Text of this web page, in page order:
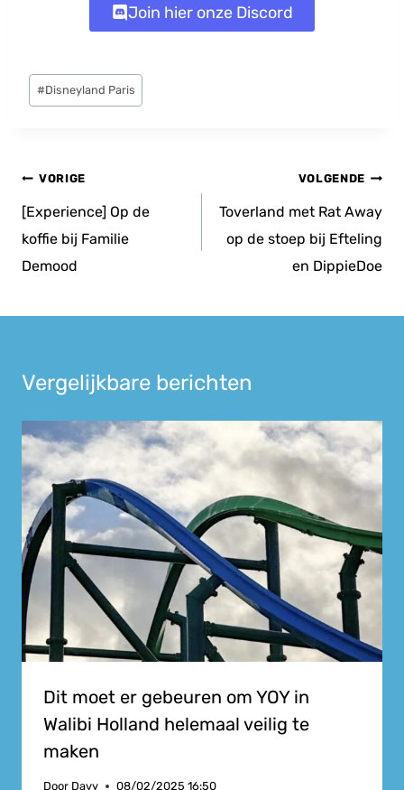
Join hier onze Discord
Bericht
tags:
#Disneyland Paris
Bericht
navigatie
VORIGE
[Experience] Op de
koffie bij Familie
Demood
VOLGENDE
Toverland met Rat Away
op de stoep bij Efteling
en DippieDoe
Vergelijkbare berichten
Dit moet er gebeuren om YOY in
Walibi Holland helemaal veilig te
maken
Door Davy 08/02/2025 16:50